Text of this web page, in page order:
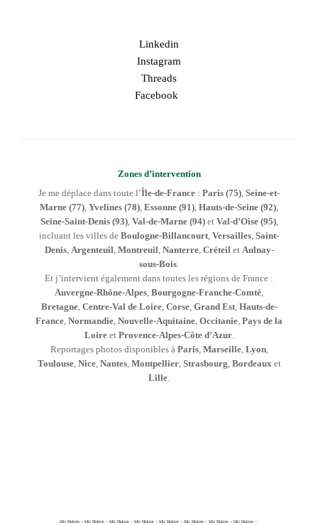
Linkedin
Instagram
Threads
Facebook
Zones d’intervention
Je me déplace dans toute l’Île-de-France : Paris (75), Seine-et-
Marne (77), Yvelines (78), Essonne (91), Hauts-de-Seine (92),
Seine-Saint-Denis (93), Val-de-Marne (94)et Val-d’Oise (95),
incluant les villes de Boulogne-Billancourt, Versailles, Saint-
Denis, Argenteuil, Montreuil, Nanterre, Créteilet Aulnay-
sous-Bois.
Et j’intervient également dans toutes les régions de France :
Auvergne-Rhône-Alpes, Bourgogne-Franche-Comté,
Bretagne, Centre-Val de Loire, Corse, Grand Est, Hauts-de-
France, Normandie, Nouvelle-Aquitaine, Occitanie, Pays de la
Loireet Provence-Alpes-Côte d’Azur.
Reportages photos disponibles à Paris, Marseille, Lyon,
Toulouse, Nice, Nantes, Montpellier, Strasbourg, Bordeauxet
Lille.
Idir Hakim – Idir Hakim – Idir Hakim – Idir Hakim – Idir Hakim – Idir Hakim – Idir Hakim – Idir Hakim –